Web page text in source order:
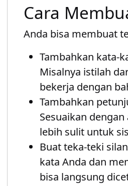
Cara
Anda bisa membuat
Tambahkan kata-
Misalnya istilah
bekerja dengan
Tambahkan
Sesuaikan
lebih sulit untuk
Buat teka-teki
kata Anda dan
bisa langsung